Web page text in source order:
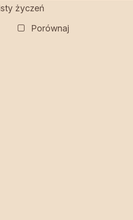
życzeń
Porównaj